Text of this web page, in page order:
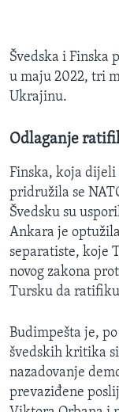
Švedska i Finska
u maju 2022, tri
Ukrajinu.
Odlaganje
Finska, koja dijeli
pridružila se
Švedsku su
Ankara je
separatiste, koje
novog zakona
Tursku da
Budimpešta je,
švedskih kritika
nazadovanje
prevaziđene